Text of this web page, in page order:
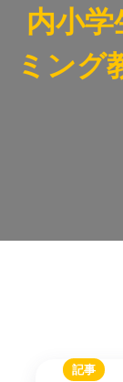
内小
ミング
記事